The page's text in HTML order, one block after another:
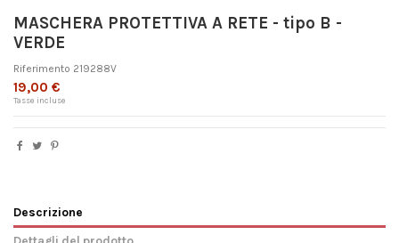
MASCHERA PROTETTIVA A RETE - tipo B -
VERDE
Riferimento 219288V
19,00 €
Tasse incluse
Descrizione
Dettagli del prodotto